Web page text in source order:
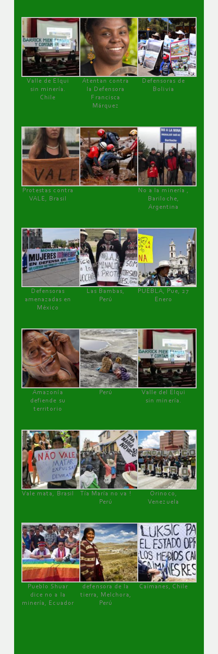
Valle de Elqui
sin minería.
Chile
Atentan contra
la Defensora
Francisca
Márquez
Defensoras de
Bolivia
Protestas contra
VALE, Brasil
No a la minería ,
Bariloche,
Argentina
Defensoras
amenazadas en
México
Las Bambas,
Perú
PUEBLA, Pue, 27
Enero
Amazonía
defiende su
territorio
Perú
Valle del Elqui
sin minería.
Vale mata, Brasil
Tía María no va !
Perú
Orinoco,
Venezuela
Pueblo Shuar
dice no a la
minería, Ecuador
defensora de la
tierra, Melchora,
Perú
Caimanes, Chile